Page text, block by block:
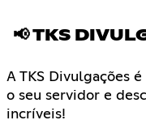
📢 TKS
A TKS Divulgações
o seu servidor e
incríveis!